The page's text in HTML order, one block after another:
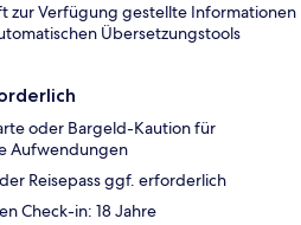
zur Verfügung gestellte Informationen
Übersetzungstools
oder Bargeld-Kaution für
Aufwendungen
Reisepass ggf. erforderlich
Check-in: 18 Jahre